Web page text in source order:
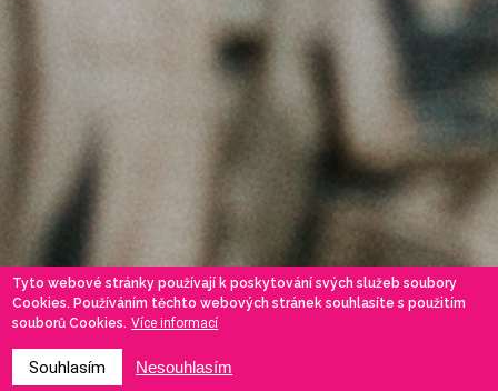
Tyto webové stránky používají k poskytování svých služeb soubory
Cookies. Používáním těchto webových stránek souhlasíte s použitím
souborů Cookies. Více informací
Souhlasím Nesouhlasím